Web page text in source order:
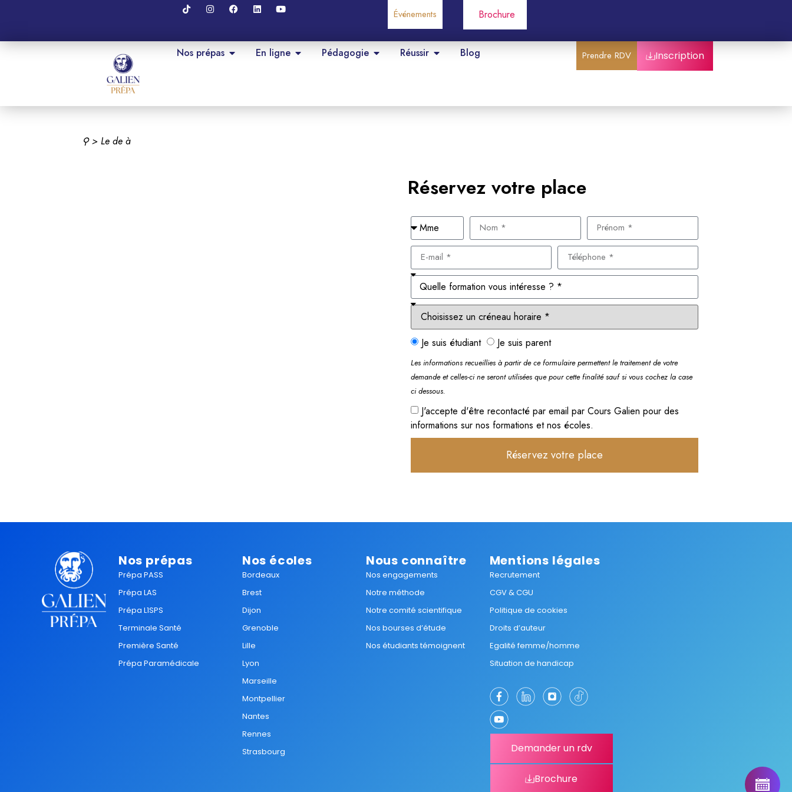
Événements Brochure
Nos prépas En ligne Pédagogie Réussir Blog Prendre RDV Inscription
⚲> Ledeà
Réservez votre place
Je suis étudiant Je suis parent
Les informations recueillies à partir de ce formulaire permettent le traitement de votre
demande et celles-ci ne seront utilisées que pour cette finalité sauf si vous cochez la case
ci dessous.
J'accepte d'être recontacté par email par Cours Galien pour des
informations sur nos formations et nos écoles.
Réservez votre place
Nos prépas
Prépa PASS
Prépa LAS
Prépa L1SPS
Terminale Santé
Première Santé
Prépa Paramédicale
Nos écoles
Bordeaux
Brest
Dijon
Grenoble
Lille
Lyon
Marseille
Montpellier
Nantes
Rennes
Strasbourg
Nous connaître
Nos engagements
Notre méthode
Notre comité scientifique
Nos bourses d’étude
Nos étudiants témoignent
Mentions légales
Recrutement
CGV & CGU
Politique de cookies
Droits d’auteur
Egalité femme/homme
Situation de handicap
Demander un rdv
Brochure